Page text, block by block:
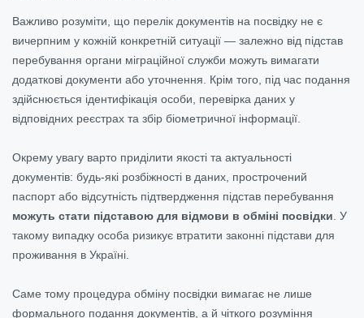
Важливо розуміти, що перелік документів на посвідку не є
вичерпним у кожній конкретній ситуації — залежно від підстав
перебування органи міграційної служби можуть вимагати
додаткові документи або уточнення. Крім того, під час подання
здійснюється ідентифікація особи, перевірка даних у
відповідних реєстрах та збір біометричної інформації.
Окрему увагу варто приділити якості та актуальності
документів: будь-які розбіжності в даних, прострочений
паспорт або відсутність підтвердження підстав перебування
можуть стати підставою для відмови в обміні посвідки . У
такому випадку особа ризикує втратити законні підстави для
проживання в Україні.
Саме тому процедура обміну посвідки вимагає не лише
формального подання документів, а й чіткого розуміння